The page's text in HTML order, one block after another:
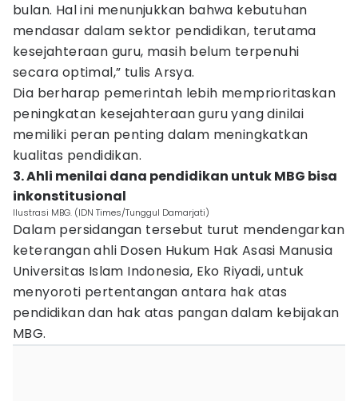
bulan. Hal ini menunjukkan bahwa kebutuhan
mendasar dalam sektor pendidikan, terutama
kesejahteraan guru, masih belum terpenuhi
secara optimal,” tulis Arsya.
Dia berharap pemerintah lebih memprioritaskan
peningkatan kesejahteraan guru yang dinilai
memiliki peran penting dalam meningkatkan
kualitas pendidikan.
3. Ahli menilai dana pendidikan untuk MBG bisa
inkonstitusional
Ilustrasi MBG. (IDN Times/Tunggul Damarjati)
Dalam persidangan tersebut turut mendengarkan
keterangan ahli Dosen Hukum Hak Asasi Manusia
Universitas Islam Indonesia, Eko Riyadi, untuk
menyoroti pertentangan antara hak atas
pendidikan dan hak atas pangan dalam kebijakan
MBG.